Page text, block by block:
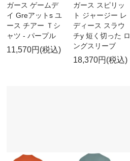
ガース ゲームデ
イ Greアットs ユ
ース チアー Ｔシ
ャツ - パープル
11,570円(税込)
ガース スピリッ
ト ジャージー レ
ディース スラウ
チy 短く切った ロ
ングスリーブ
18,370円(税込)